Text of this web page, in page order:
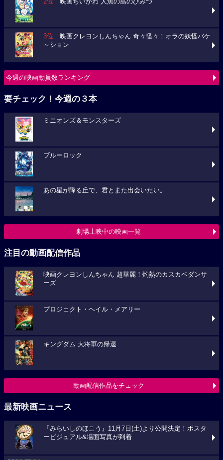
2位 映画ちいかわ 人魚の島のひみつ
3位 映画クレヨンしんちゃん 奇々怪々！オラの妖怪バケ
～ション
今週の映画動員数ランキング
要チェック！今週の３本
ミニオンズ＆モンスターズ
ブルーロック
あの星が降る丘で、君とまた出会いたい。
劇場上映中の映画一覧
注目の動画配信作品
映画クレヨンしんちゃん 超華麗！灼熱のカスカベダンサ
ーズ
プロジェクト・ヘイル・メアリー
キングダム 大将軍の帰還
動画配信作品をチェック
最新映画ニュース
『みらいしのほこう』11月7日(土)より公開決定！ポスタ
ービジュアル&場面写真が到着